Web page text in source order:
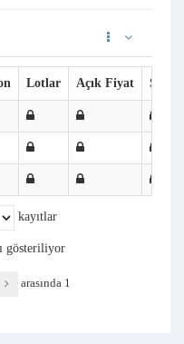
Lotlar Açık Fiyat SL
kayıtlar
gösteriliyor
arasında 1